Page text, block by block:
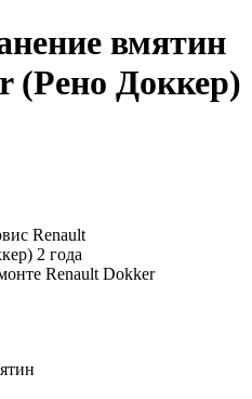
вмятин
(Рено Доккер)
Renault
2 года
Renault Dokker